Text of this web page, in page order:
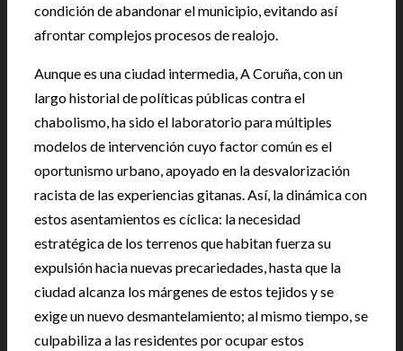
condición de abandonar el municipio, evitando así
afrontar complejos procesos de realojo.
Aunque es una ciudad intermedia, A Coruña, con un
largo historial de políticas públicas contra el
chabolismo, ha sido el laboratorio para múltiples
modelos de intervención cuyo factor común es el
oportunismo urbano, apoyado en la desvalorización
racista de las experiencias gitanas. Así, la dinámica con
estos asentamientos es cíclica: la necesidad
estratégica de los terrenos que habitan fuerza su
expulsión hacia nuevas precariedades, hasta que la
ciudad alcanza los márgenes de estos tejidos y se
exige un nuevo desmantelamiento; al mismo tiempo, se
culpabiliza a las residentes por ocupar estos